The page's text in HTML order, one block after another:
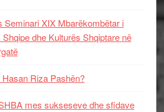
Seminari XIX Mbarëkombëtar i
dhe Kulturës Shqiptare në
Riza Pashën?
mes sukseseve dhe sfidave